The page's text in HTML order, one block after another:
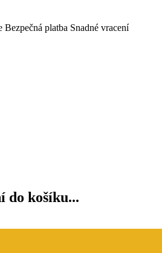
Bezpečná platba Snadné vracení
do košíku...